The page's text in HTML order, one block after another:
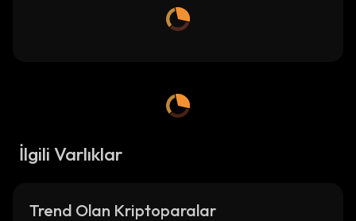
İlgili Varlıklar
Trend Olan Kriptoparalar